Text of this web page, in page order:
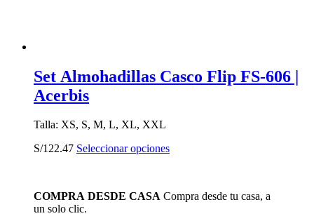
Set Almohadillas Casco Flip FS-606 |
Acerbis
Talla: XS, S, M, L, XL, XXL
S/122.47 Seleccionar opcionesEste
variantes.
COMPRA DESDE CASA Compra desde tu casa, a
un solo clic.